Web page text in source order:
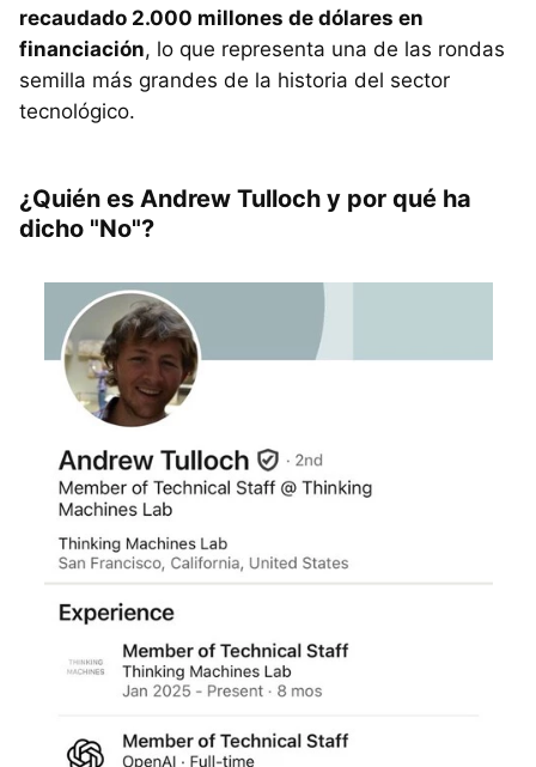
recaudado 2.000 millones de dólares en
financiación, lo que representa una de las rondas
semilla más grandes de la historia del sector
tecnológico.
¿Quién es Andrew Tulloch y por qué ha
dicho "No"?